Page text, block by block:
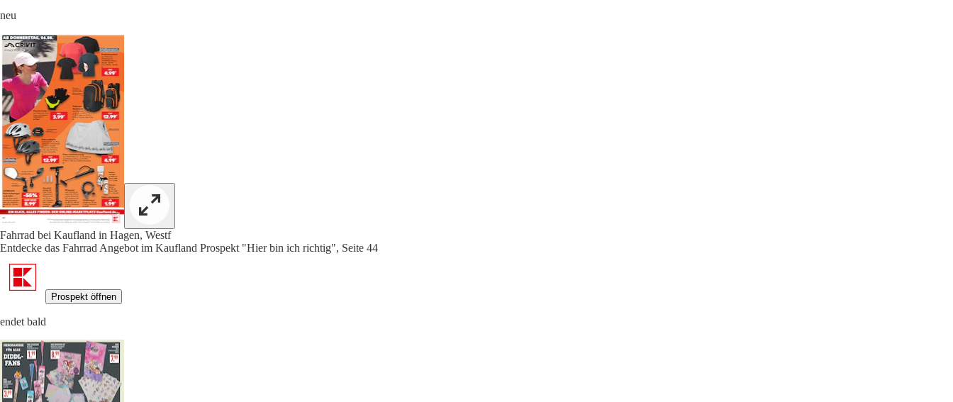
neu
Fahrrad bei Kaufland in Hagen, Westf
Entdecke das Fahrrad Angebot im Kaufland Prospekt "Hier bin ich richtig", Seite 44
Prospekt öffnen
endet bald